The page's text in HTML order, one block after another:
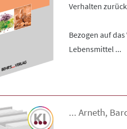
Verhalten
Bezogen auf
Lebensmittel ...
... Arneth,